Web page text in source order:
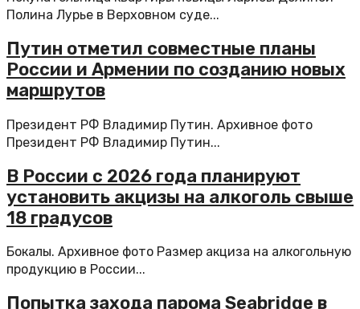
Полина Лурье в Верховном суде...
Путин отметил совместные планы
России и Армении по созданию новых
маршрутов
Президент РФ Владимир Путин. Архивное фото
Президент РФ Владимир Путин...
В России с 2026 года планируют
установить акцизы на алкоголь свыше
18 градусов
Бокалы. Архивное фото Размер акциза на алкогольную
продукцию в России...
Попытка захода парома Seabridge в